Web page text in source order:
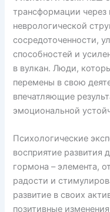
трансформации через
неврологической
сосредоточенности,
способностей и
в вулкан. Люди,
перемены в свою
впечатляющие
эмоциональной
Психологические
восприятие развития
гормона – элемента,
радости и
развитие в своих
позитивные